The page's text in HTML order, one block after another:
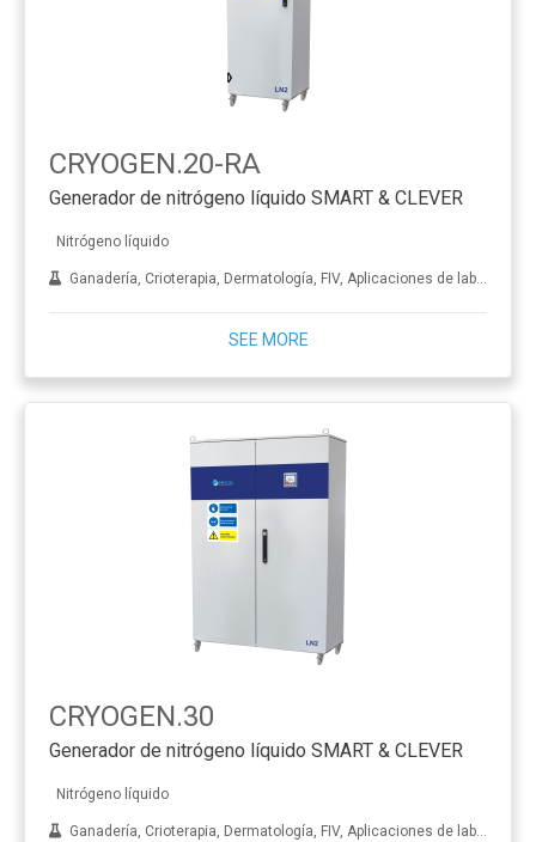
CRYOGEN.20-RA
Generador de nitrógeno líquido SMART & CLEVER
Nitrógeno líquido
Ganadería, Crioterapia, Dermatología, FIV, Aplicaciones de laboratorio, Tratamiento de metales
SEE MORE
CRYOGEN.30
Generador de nitrógeno líquido SMART & CLEVER
Nitrógeno líquido
Ganadería, Crioterapia, Dermatología, FIV, Aplicaciones de laboratorio, Tratamiento de metales